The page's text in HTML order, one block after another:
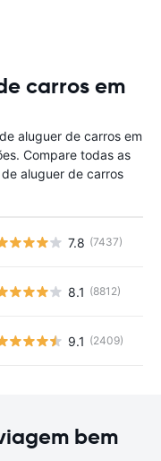
carros em
aluguer de carros em
Compare todas as
aluguer de carros
7.8 (7437)
8.1 (8812)
9.1 (2409)
bem